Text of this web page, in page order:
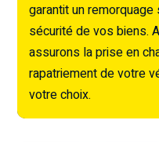
garantit un
sécurité de vos biens.
assurons la prise en
rapatriement de votre
votre choix.